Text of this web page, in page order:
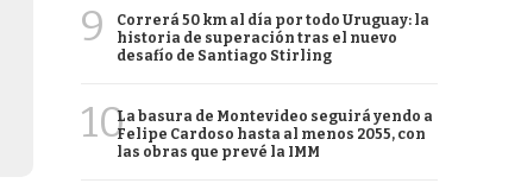
9
Correrá 50 km al día por todo Uruguay: la
historia de superación tras el nuevo
desafío de Santiago Stirling
10La basura de Montevideo seguirá yendo a
Felipe Cardoso hasta al menos 2055, con
las obras que prevé la IMM